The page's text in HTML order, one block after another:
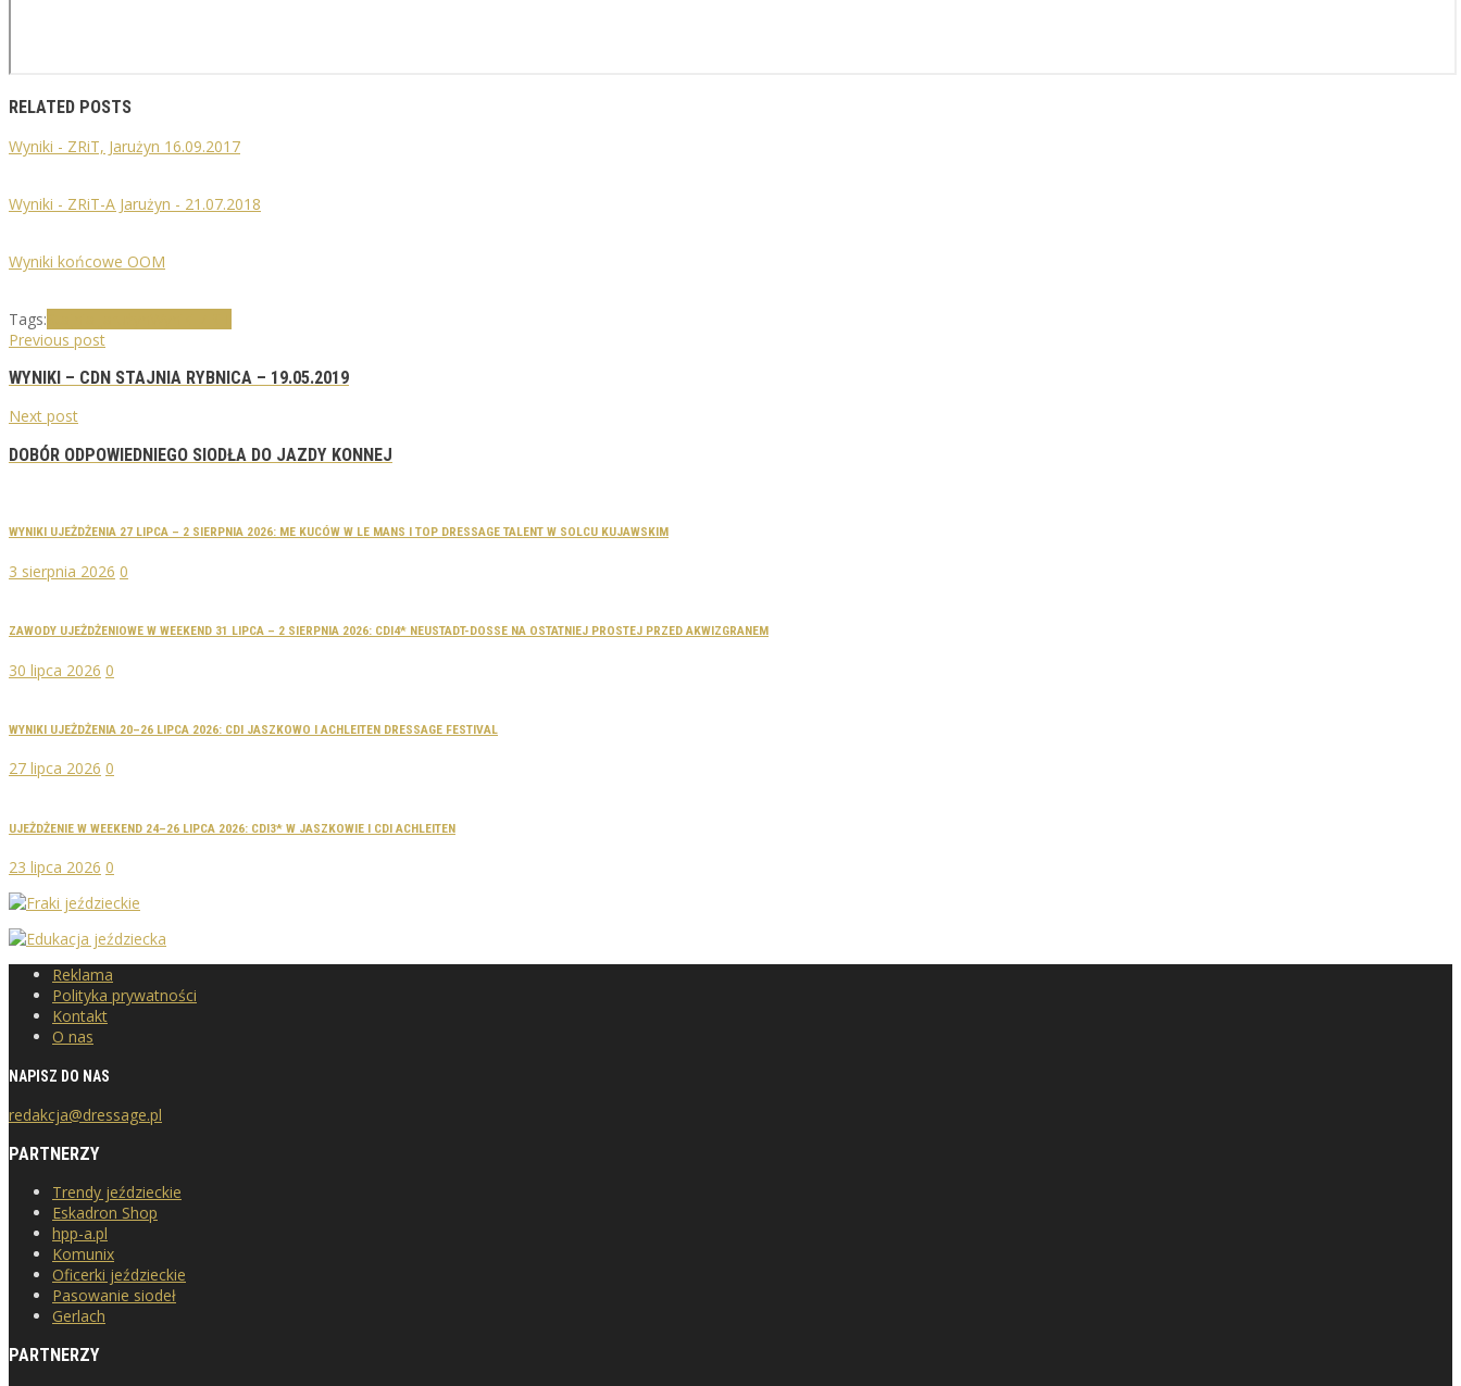
RELATED POSTS
Wyniki - ZRiT, Jarużyn 16.09.2017
Wyniki - ZRiT-A Jarużyn - 21.07.2018
Wyniki końcowe OOM
Tags:
Previous post
WYNIKI – CDN STAJNIA RYBNICA – 19.05.2019
Next post
DOBÓR ODPOWIEDNIEGO SIODŁA DO JAZDY KONNEJ
WYNIKI UJEŻDŻENIA 27 LIPCA – 2 SIERPNIA 2026: ME KUCÓW W LE MANS I TOP DRESSAGE TALENT W SOLCU KUJAWSKIM
3 sierpnia 2026 0
ZAWODY UJEŻDŻENIOWE W WEEKEND 31 LIPCA – 2 SIERPNIA 2026: CDI4* NEUSTADT-DOSSE NA OSTATNIEJ PROSTEJ PRZED AKWIZGRANEM
30 lipca 2026 0
WYNIKI UJEŻDŻENIA 20–26 LIPCA 2026: CDI JASZKOWO I ACHLEITEN DRESSAGE FESTIVAL
27 lipca 2026 0
UJEŻDŻENIE W WEEKEND 24–26 LIPCA 2026: CDI3* W JASZKOWIE I CDI ACHLEITEN
23 lipca 2026 0
Reklama
Polityka prywatności
Kontakt
O nas
NAPISZ DO NAS
redakcja@dressage.pl
PARTNERZY
Trendy jeździeckie
Eskadron Shop
hpp-a.pl
Komunix
Oficerki jeździeckie
Pasowanie siodeł
Gerlach
PARTNERZY